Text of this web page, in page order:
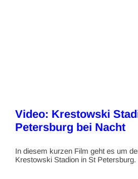
Video: Krestowski
Petersburg bei Nacht
In diesem kurzen Film geht es um
Krestowski Stadion in St Petersburg.